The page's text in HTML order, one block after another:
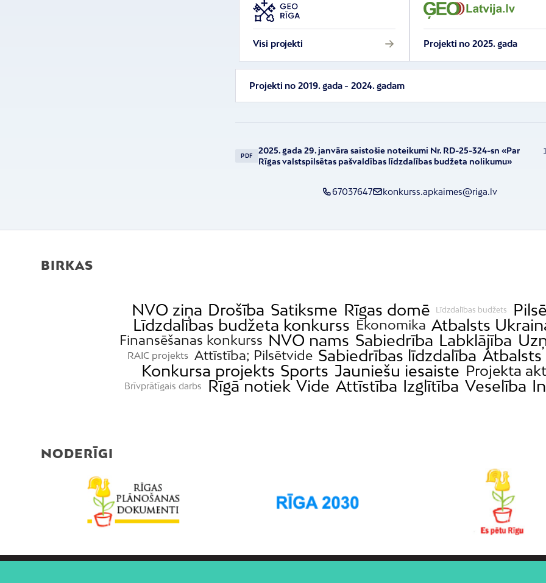
Visi projekti Projekti no 2025. gada
Projekti no 2019. gada - 2024. gadam
PDF
2025. gada 29. janvāra saistošie noteikumi Nr. RD-25-324-sn «Par
Rīgas valstspilsētas pašvaldības līdzdalības budžeta nolikumu»
67037647 konkurss.apkaimes@riga.lv
BIRKAS
NVO ziņa Drošība Satiksme Rīgas domē Līdzdalības budžets
Līdzdalības budžeta konkurss Ekonomika Atbalsts
Finansēšanas konkurss NVO nams Sabiedrība Labklājība
RAIC projekts Attīstība; Pilsētvide Sabiedrības līdzdalība
Konkursa projekts Sports Jauniešu iesaiste Projekta
Brīvprātīgais darbs Rīgā notiek Vide Attīstība Izglītība Veselība
NODERĪGI